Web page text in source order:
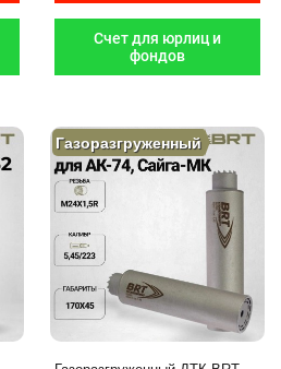
Счет для юрлиц и
фондов
Газоразгруженный